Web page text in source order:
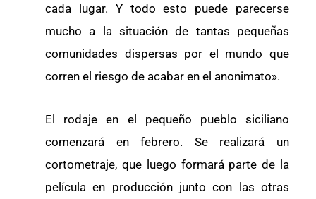
cada lugar. Y todo esto puede parecerse
mucho a la situación de tantas pequeñas
comunidades dispersas por el mundo que
corren el riesgo de acabar en el anonimato».
El rodaje en el pequeño pueblo siciliano
comenzará en febrero. Se realizará un
cortometraje, que luego formará parte de la
película en producción junto con las otras